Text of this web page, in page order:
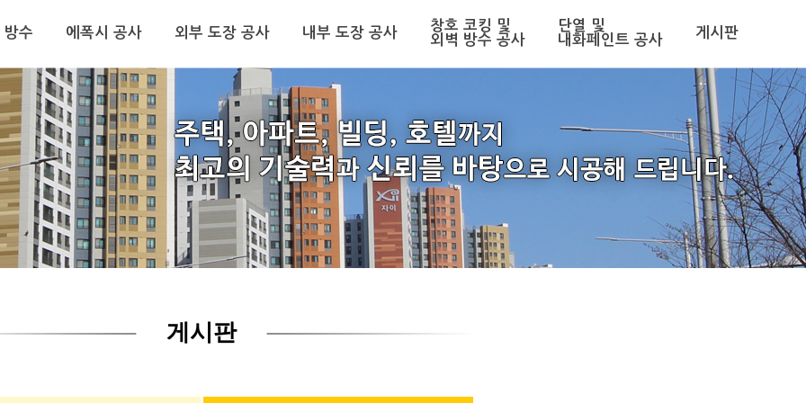
방수 에폭시 공사 외부 도장 공사 내부 도장 공사
창호 코킹 및
외벽 방수 공사
단열 및
내화페인트 공사
게시판
게시판